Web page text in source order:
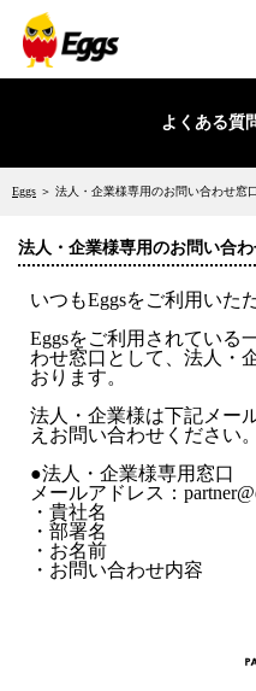
よくある質
Eggs ＞ 法人・企業様専用のお問い合わせ窓
法人・企業様専用のお問い合
いつもEggsをご利用いた
Eggsをご利用されている
わせ窓口として、法人・
おります。
法人・企業様は下記メー
えお問い合わせください。
●法人・企業様専用窓口
メールアドレス：
・貴社名
・部署名
・お名前
・お問い合わせ内容